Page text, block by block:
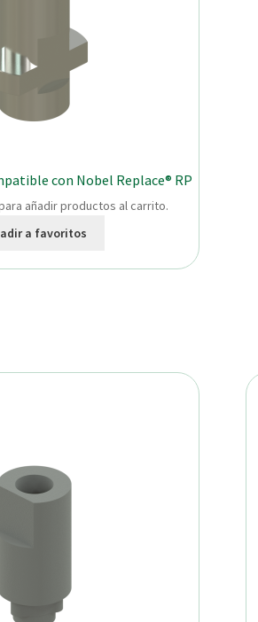
con Nobel Replace® RP
añadir productos al carrito.
a favoritos